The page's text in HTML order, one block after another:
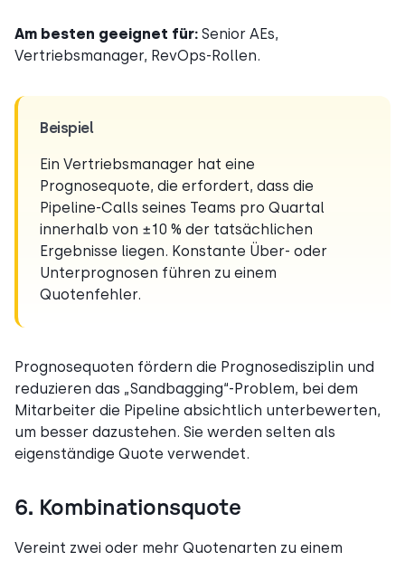
Am besten geeignet für: Senior AEs,
Vertriebsmanager, RevOps-Rollen.
Beispiel
Ein Vertriebsmanager hat eine
Prognosequote, die erfordert, dass die
Pipeline-Calls seines Teams pro Quartal
innerhalb von ±10 % der tatsächlichen
Ergebnisse liegen. Konstante Über- oder
Unterprognosen führen zu einem
Quotenfehler.
Prognosequoten fördern die Prognosedisziplin und
reduzieren das „Sandbagging“-Problem, bei dem
Mitarbeiter die Pipeline absichtlich unterbewerten,
um besser dazustehen. Sie werden selten als
eigenständige Quote verwendet.
6. Kombinationsquote
Vereint zwei oder mehr Quotenarten zu einem